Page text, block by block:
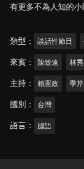
有更多不為人知的小
類型 談話性節目
來賓 陳致遠 林
主持 賴憲政 季芹
國別 台灣
語言 國語